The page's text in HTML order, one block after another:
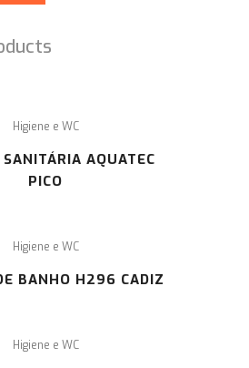
Higiene e WC
SANITÁRIA AQUATEC
PICO
Higiene e WC
BANHO H296 CADIZ
Higiene e WC